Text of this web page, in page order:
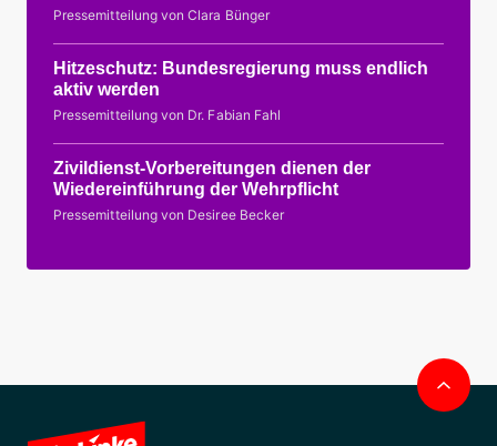
Pressemitteilung von Clara Bünger
Hitzeschutz: Bundesregierung muss endlich
aktiv werden
Pressemitteilung von Dr. Fabian Fahl
Zivildienst-Vorbereitungen dienen der
Wiedereinführung der Wehrpflicht
Pressemitteilung von Desiree Becker